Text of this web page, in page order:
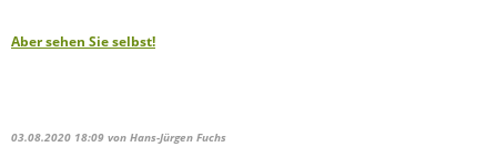
Aber sehen Sie selbst!
03.08.2020 18:09 von Hans-Jürgen Fuchs